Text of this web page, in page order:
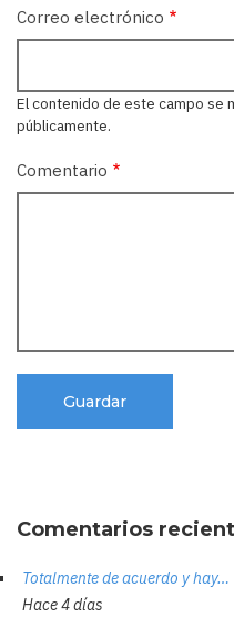
Correo electrónico
El contenido de este campo se
públicamente.
Comentario
Comentarios
Totalmente de acuerdo y hay…
Hace 4 días